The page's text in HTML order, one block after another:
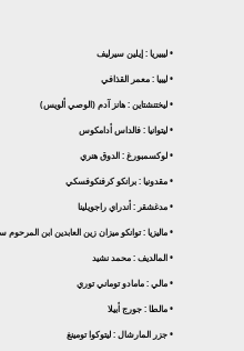
• ليبيريا : إيلين سيرليف
• ليبيا : معمر القذافي
• ليختنشتاين : هانز آدم (الوصي ألويس)
• ليتوانيا : فالداس أدامكوس
• لوكسمبورغ : الدوق هنري
• مقدونيا : برانكو كرفنكوفسكي
• مدغشقر : أندراي راجويلينا
• ماليزيا : توانكو ميزان زين العابدين ابن
• المالديف : محمد نشيد
• مالي : مامادو توماني توري
• مالطا : جورج أبيلا
• جزر المارشال : ليتوكوا تومينغ